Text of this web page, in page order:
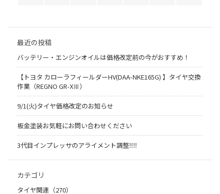
最近の投稿
バッテリー・エンジンオイルは価格改定前の今がおすすめ！
【トヨタ カローラフィールダーHV(DAA-NKE165G) 】タイヤ交換
作業（REGNO GR-XⅢ）
9/1(火)タイヤ価格改定のお知らせ
板金塗装お気軽にお問い合わせください
3代目インプレッサのアライメント調整‼︎‼︎
カテゴリ
タイヤ関連（270）